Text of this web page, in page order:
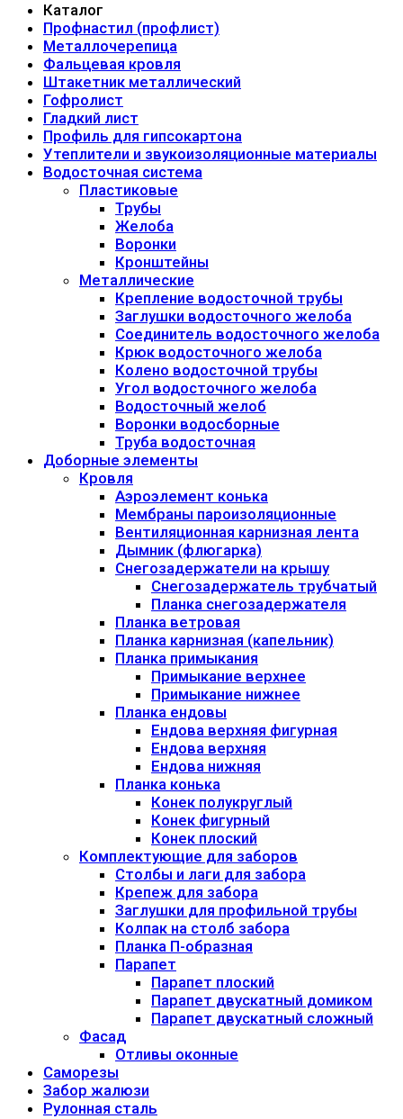
Каталог
Профнастил (профлист)
Металлочерепица
Фальцевая кровля
Штакетник металлический
Гофролист
Гладкий лист
Профиль для гипсокартона
Утеплители и звукоизоляционные материалы
Водосточная система
Пластиковые
Трубы
Желоба
Воронки
Кронштейны
Металлические
Крепление водосточной трубы
Заглушки водосточного желоба
Соединитель водосточного желоба
Крюк водосточного желоба
Колено водосточной трубы
Угол водосточного желоба
Водосточный желоб
Воронки водосборные
Труба водосточная
Доборные элементы
Кровля
Аэроэлемент конька
Мембраны пароизоляционные
Вентиляционная карнизная лента
Дымник (флюгарка)
Снегозадержатели на крышу
Снегозадержатель трубчатый
Планка снегозадержателя
Планка ветровая
Планка карнизная (капельник)
Планка примыкания
Примыкание верхнее
Примыкание нижнее
Планка ендовы
Ендова верхняя фигурная
Ендова верхняя
Ендова нижняя
Планка конька
Конек полукруглый
Конек фигурный
Конек плоский
Комплектующие для заборов
Столбы и лаги для забора
Крепеж для забора
Заглушки для профильной трубы
Колпак на столб забора
Планка П-образная
Парапет
Парапет плоский
Парапет двускатный домиком
Парапет двускатный сложный
Фасад
Отливы оконные
Саморезы
Забор жалюзи
Рулонная сталь